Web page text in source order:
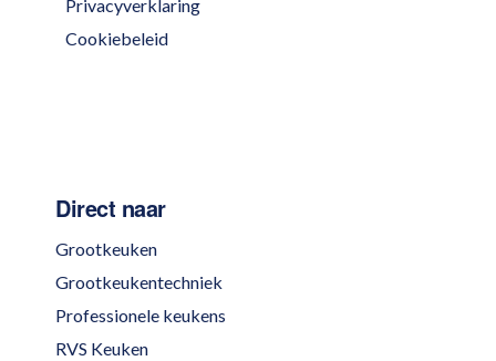
Privacyverklaring
Cookiebeleid
Direct naar
Grootkeuken
Grootkeukentechniek
Professionele keukens
RVS Keuken